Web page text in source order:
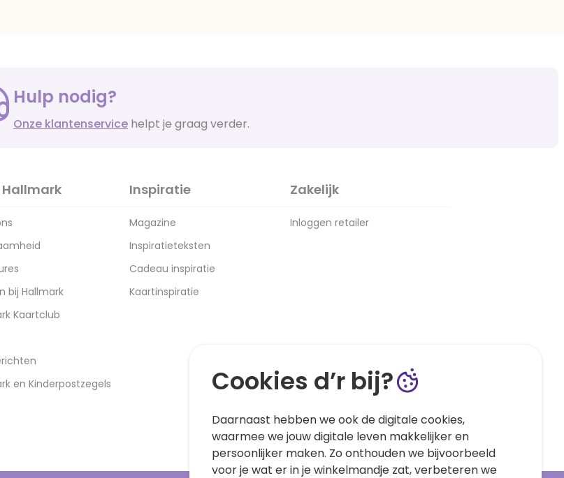
Hulp nodig?
Onze klantenservice helpt je graag verder.
Hallmark
bij Hallmark
Kaartclub
en Kinderpostzegels
Inspiratie
Magazine
Inspiratieteksten
Cadeau inspiratie
Kaartinspiratie
Zakelijk
Inloggen retailer
Cookies d’r bij?
Daarnaast hebben we ook de digitale cookies,
waarmee we jouw digitale leven makkelijker en
persoonlijker maken. Zo onthouden we bijvoorbeeld
voor je wat er in je winkelmandje zat, verbeteren we